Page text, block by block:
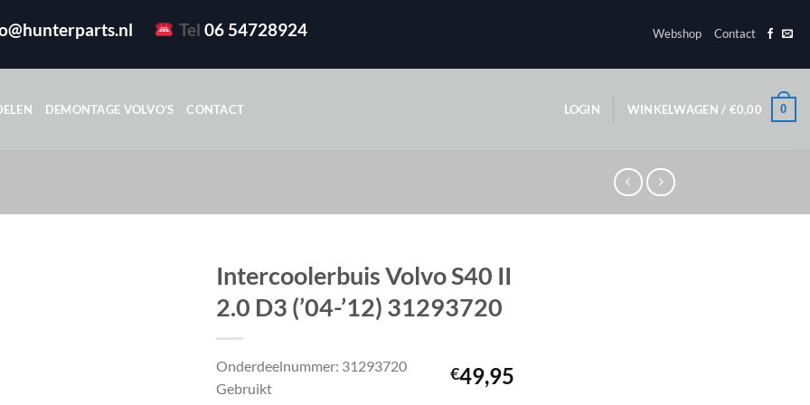
Tel 06 54728924 Webshop Contact
DEMONTAGE VOLVO’S CONTACT LOGIN WINKELWAGEN / €0,00 0
Intercoolerbuis Volvo S40 II
2.0 D3 (’04-’12) 31293720
€49,95
Onderdeelnummer: 31293720
Gebruikt